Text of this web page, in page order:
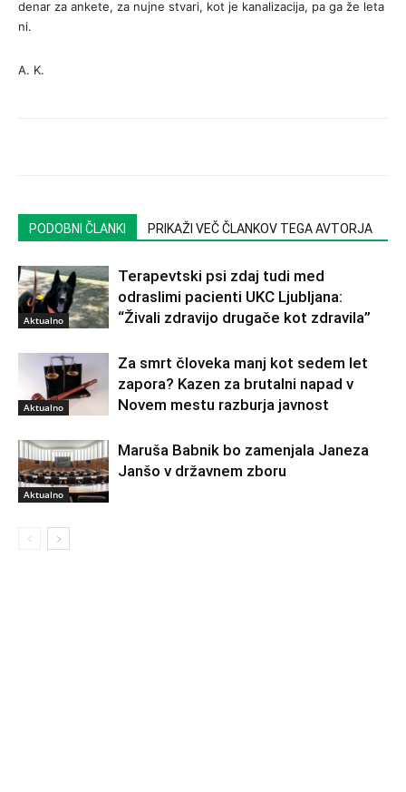
denar za ankete, za nujne stvari, kot je kanalizacija, pa ga že leta
ni.
A. K.
PODOBNI ČLANKI PRIKAŽI VEČ ČLANKOV TEGA AVTORJA
Aktualno
Terapevtski psi zdaj tudi med
odraslimi pacienti UKC Ljubljana:
“Živali zdravijo drugače kot zdravila”
Aktualno
Za smrt človeka manj kot sedem let
zapora? Kazen za brutalni napad v
Novem mestu razburja javnost
Aktualno
Maruša Babnik bo zamenjala Janeza
Janšo v državnem zboru